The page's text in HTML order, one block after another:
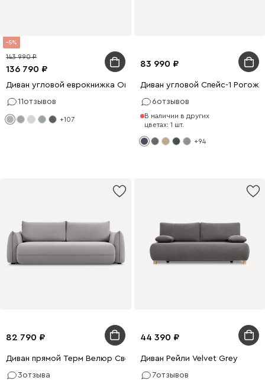
5
136 790
143 990
Диван угловой еврокнижка Онте Bucle Silver
11отзывов
+107
83 990
Диван угловой Спейс-1
6отзывов
В наличии в других
цветах: 1 шт.
+94
82 790
Диван прямой Терм Велюр Светло-серый
3отзыва
44 390
Диван Рейли Velvet Grey
7отзывов